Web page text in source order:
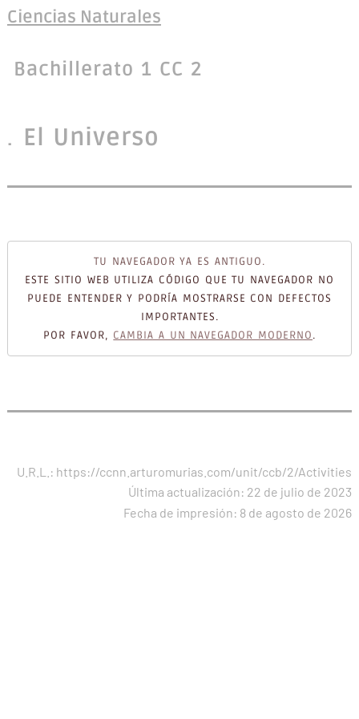
Ciencias Naturales
Bachillerato 1 CC 2
El Universo
TU NAVEGADOR YA ES ANTIGUO.
ESTE SITIO WEB UTILIZA CÓDIGO QUE TU NAVEGADOR NO
PUEDE ENTENDER Y PODRÍA MOSTRARSE CON DEFECTOS
IMPORTANTES.
POR FAVOR, CAMBIA A UN NAVEGADOR MODERNO.
U.R.L.: https://ccnn.arturomurias.com/unit/ccb/2/Activities
Última actualización: 22 de julio de 2023
Fecha de impresión: 8 de agosto de 2026